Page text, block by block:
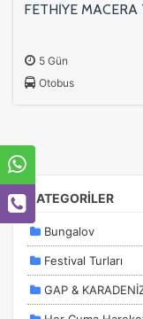
FETHİYE
5 Gün
Otobus
KATEGORİLER
Bungalov
Festival Turları
GAP &